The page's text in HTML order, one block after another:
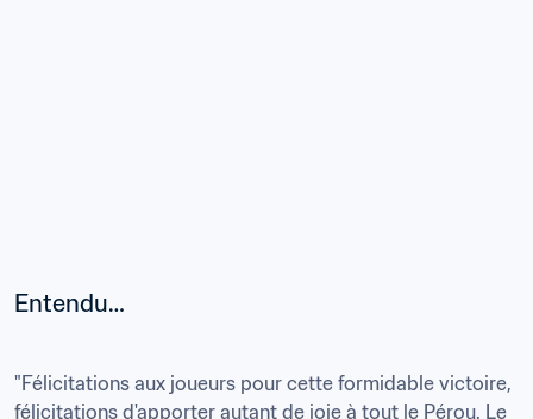
Entendu…
"Félicitations aux joueurs pour cette formidable victoire,
félicitations d'apporter autant de joie à tout le Pérou. Le